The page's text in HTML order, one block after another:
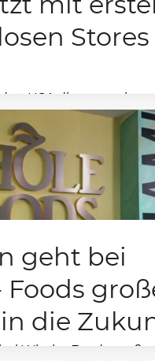
USA die ersten
mit
Im Jahr 2022
geht bei
die
Whole- Foods großen